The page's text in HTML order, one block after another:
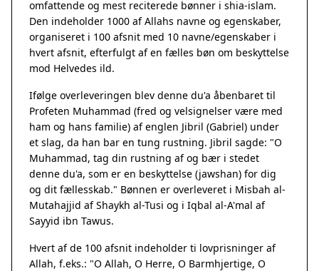
omfattende og mest reciterede bønner i shia-islam.
Den indeholder 1000 af Allahs navne og egenskaber,
organiseret i 100 afsnit med 10 navne/egenskaber i
hvert afsnit, efterfulgt af en fælles bøn om beskyttelse
mod Helvedes ild.
Ifølge overleveringen blev denne du'a åbenbaret til
Profeten Muhammad (fred og velsignelser være med
ham og hans familie) af englen Jibril (Gabriel) under
et slag, da han bar en tung rustning. Jibril sagde: "O
Muhammad, tag din rustning af og bær i stedet
denne du'a, som er en beskyttelse (jawshan) for dig
og dit fællesskab." Bønnen er overleveret i Misbah al-
Mutahajjid af Shaykh al-Tusi og i Iqbal al-A'mal af
Sayyid ibn Tawus.
Hvert af de 100 afsnit indeholder ti lovprisninger af
Allah, f.eks.: "O Allah, O Herre, O Barmhjertige, O